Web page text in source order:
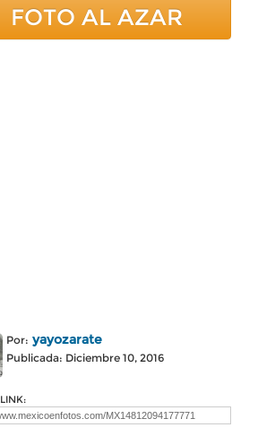
FOTO AL AZAR
Por: yayozarate
Publicada: Diciembre 10, 2016